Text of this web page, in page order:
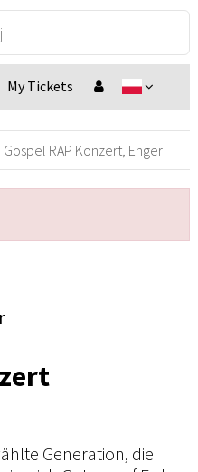
My Tickets
Gospel RAP Konzert, Enger
Generation, die